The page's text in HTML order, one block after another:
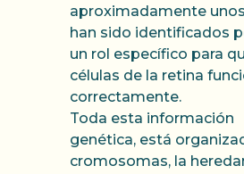
aproximadamente
han sido identificados
un rol específico para
células de la retina
correctamente.
Toda esta información
genética, está
cromosomas, la